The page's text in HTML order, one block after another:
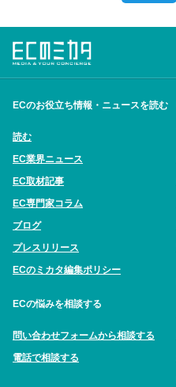
ECのお役立ち情報・ニュースを読む
読む
EC業界ニュース
EC取材記事
EC専門家コラム
ブログ
プレスリリース
ECのミカタ編集ポリシー
ECの悩みを相談する
問い合わせフォームから相談する
電話で相談する